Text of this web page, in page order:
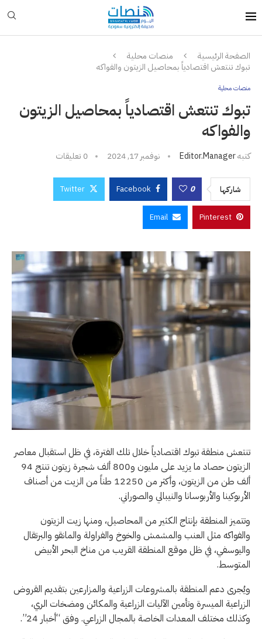
الصفحة الرئيسية
منصات محلية
تبوك تنتعش اقتصادياً بمحاصيل الزيتون والفواكه
منصات محلية
تبوك تنتعش اقتصادياً بمحاصيل الزيتون
والفواكه
كتبهEditor.manager نوفمبر 17, 2024 0 تعليقات
شاركها 0
Facebook
Twitter
Pinterest
Email
تنتعش منطقة تبوك اقتصادياً خلال تلك الفترة، في ظل استقبال معاصر
الزيتون حصاد ما يزيد على مليون و800 ألف شجرة زيتون تنتج 94
ألف طن من الزيتون، وأكثر من 12250 طناً من الزيت من أصناف
الأربوكينا والأربوسانا والنيبالي والصوراني.
وتتميز المنطقة بإنتاج الكثير من المحاصيل، ومنها زيت الزيتون
والفواكه مثل العنب والمشمش والخوخ والفراولة والمانقو والبرتقال
واليوسفي، في ظل موقع المنطقة القريب من مناخ البحر الأبيض
المتوسط.
ويُجرى دعم المنطقة بالمشروعات الزراعية والمزارعين بتقديم القروض
الزراعية الميسرة وتأمين الآليات الزراعية والمكائن ومضخات الري،
وكذلك مختلف المعدات الخاصة بالمجال الزراعي. وفق “أخبار 24”.